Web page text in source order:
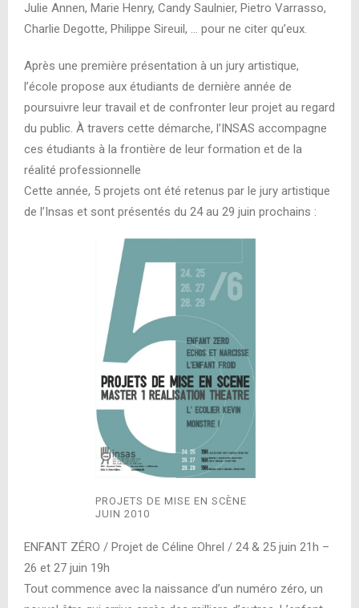
Julie Annen, Marie Henry, Candy Saulnier, Pietro Varrasso,
Charlie Degotte, Philippe Sireuil, … pour ne citer qu’eux.
Après une première présentation à un jury artistique,
l’école propose aux étudiants de dernière année de
poursuivre leur travail et de confronter leur projet au regard
du public. À travers cette démarche, l’INSAS accompagne
ces étudiants à la frontière de leur formation et de la
réalité professionnelle
Cette année, 5 projets ont été retenus par le jury artistique
de l’Insas et sont présentés du 24 au 29 juin prochains :
PROJETS DE MISE EN SCÈNE
JUIN 2010
ENFANT ZÉRO / Projet de Céline Ohrel / 24 & 25 juin 21h –
26 et 27 juin 19h
Tout commence avec la naissance d’un numéro zéro, un